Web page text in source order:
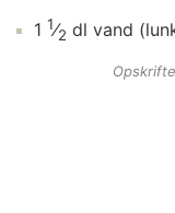
1 1⁄2 dl vand